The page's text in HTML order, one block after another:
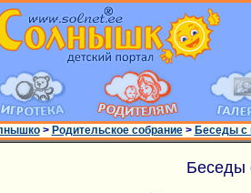
> Родительское собрание> Беседы с
Беседы